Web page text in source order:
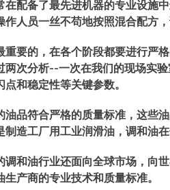
配备了最先进机器的专业设施
人员一丝不苟地按照混合配方
要的，在各个阶段都要进行严
次分析--一次在我们的现场实
和稳定性等关键参数。
品符合严格的质量标准，这些
造工厂用工业润滑油，调和油
调和油行业还面向全球市场，向
产商的专业技术和质量标准。